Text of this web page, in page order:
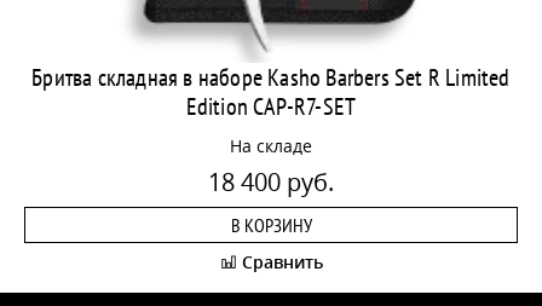
Бритва складная в наборе Kasho Barbers Set R Limited
Edition CAP-R7-SET
На складе
18 400 руб.
В КОРЗИНУ
Сравнить